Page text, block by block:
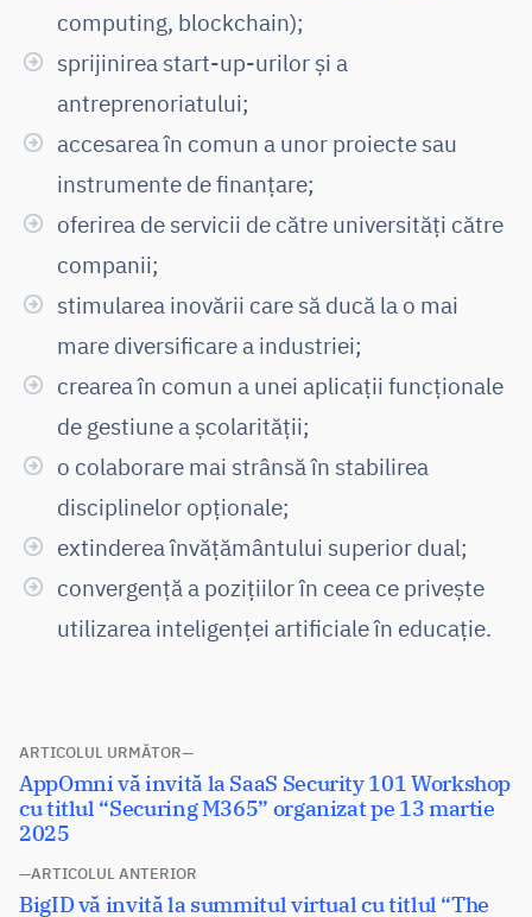
computing, blockchain);
sprijinirea start-up-urilor și a
antreprenoriatului;
accesarea în comun a unor proiecte sau
instrumente de finanțare;
oferirea de servicii de către universități către
companii;
stimularea inovării care să ducă la o mai
mare diversificare a industriei;
crearea în comun a unei aplicații funcționale
de gestiune a școlarității;
o colaborare mai strânsă în stabilirea
disciplinelor opționale;
extinderea învățământului superior dual;
convergență a pozițiilor în ceea ce privește
utilizarea inteligenței artificiale în educație.
Navigare
în
articole
ARTICOLUL ANTERIOR
Articolul
BigID vă invită la summitul virtual cu titlul “The
ARTICOLUL URMĂTOR
Articolul
următor:
AppOmni vă invită la SaaS Security 101 Workshop
cu titlul “Securing M365” organizat pe 13 martie
2025